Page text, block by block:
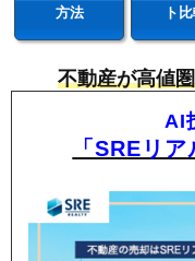
方法
ト
不動産が高値
AI
「SREリ